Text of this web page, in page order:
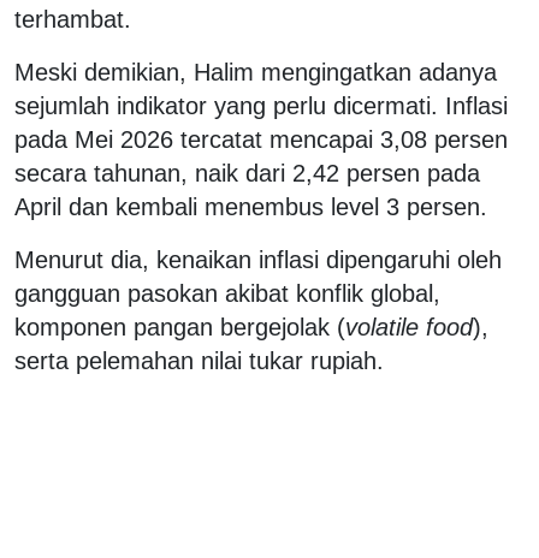
terhambat.
Meski demikian, Halim mengingatkan adanya
sejumlah indikator yang perlu dicermati. Inflasi
pada Mei 2026 tercatat mencapai 3,08 persen
secara tahunan, naik dari 2,42 persen pada
April dan kembali menembus level 3 persen.
Menurut dia, kenaikan inflasi dipengaruhi oleh
gangguan pasokan akibat konflik global,
komponen pangan bergejolak (volatile food),
serta pelemahan nilai tukar rupiah.